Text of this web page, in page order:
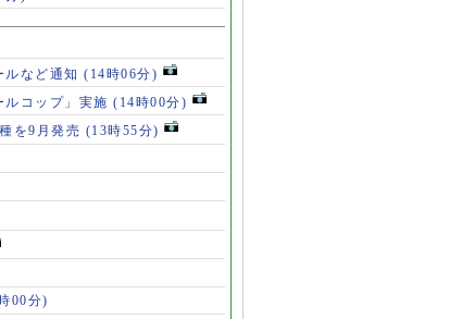
など通知 (14時06分)
コップ」実施 (14時00分)
を9月発売 (13時55分)
00分)